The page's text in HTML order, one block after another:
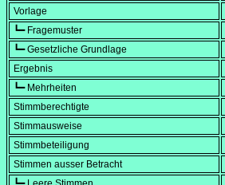
Vorlage
┗━ Fragemuster
┗━ Gesetzliche Grundlage
Ergebnis
┗━ Mehrheiten
Stimmberechtigte
Stimmausweise
Stimmbeteiligung
Stimmen ausser Betracht